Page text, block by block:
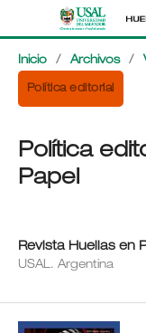
Inicio / Archivos /
Política editorial
Política
Papel
Revista Huellas en
USAL. Argentina